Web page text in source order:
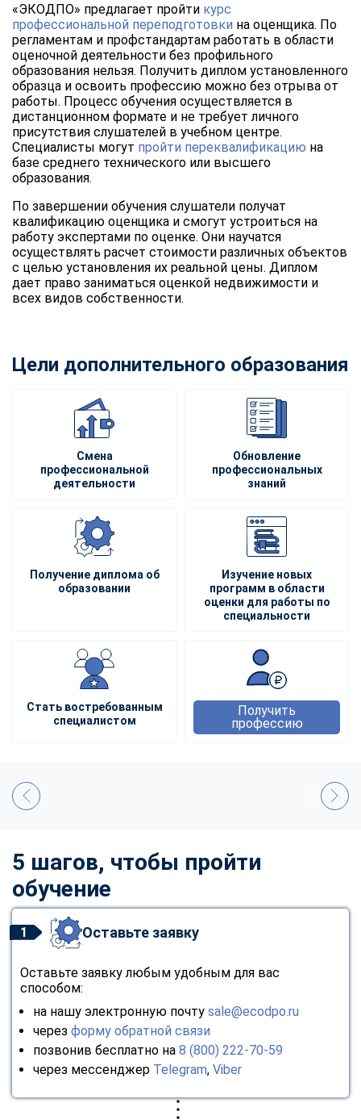
«ЭКОДПО» предлагает пройти курс
профессиональной переподготовки на оценщика. По
регламентам и профстандартам работать в области
оценочной деятельности без профильного
образования нельзя. Получить диплом установленного
образца и освоить профессию можно без отрыва от
работы. Процесс обучения осуществляется в
дистанционном формате и не требует личного
присутствия слушателей в учебном центре.
Специалисты могут пройти переквалификацию на
базе среднего технического или высшего
образования.
По завершении обучения слушатели получат
квалификацию оценщика и смогут устроиться на
работу экспертами по оценке. Они научатся
осуществлять расчет стоимости различных объектов
с целью установления их реальной цены. Диплом
дает право заниматься оценкой недвижимости и
всех видов собственности.
Цели дополнительного образования
Смена
профессиональной
деятельности
Обновление
профессиональных
знаний
Получение диплома об
образовании
Изучение новых
программ в области
оценки для работы по
специальности
Стать востребованным
специалистом
Получить
профессию
5 шагов, чтобы пройти
обучение
1 Оставьте заявку
Оставьте заявку любым удобным для вас
способом:
на нашу электронную почту sale@ecodpo.ru
через форму обратной связи
позвонив бесплатно на 8 (800) 222-70-59
через мессенджер Telegram, Viber